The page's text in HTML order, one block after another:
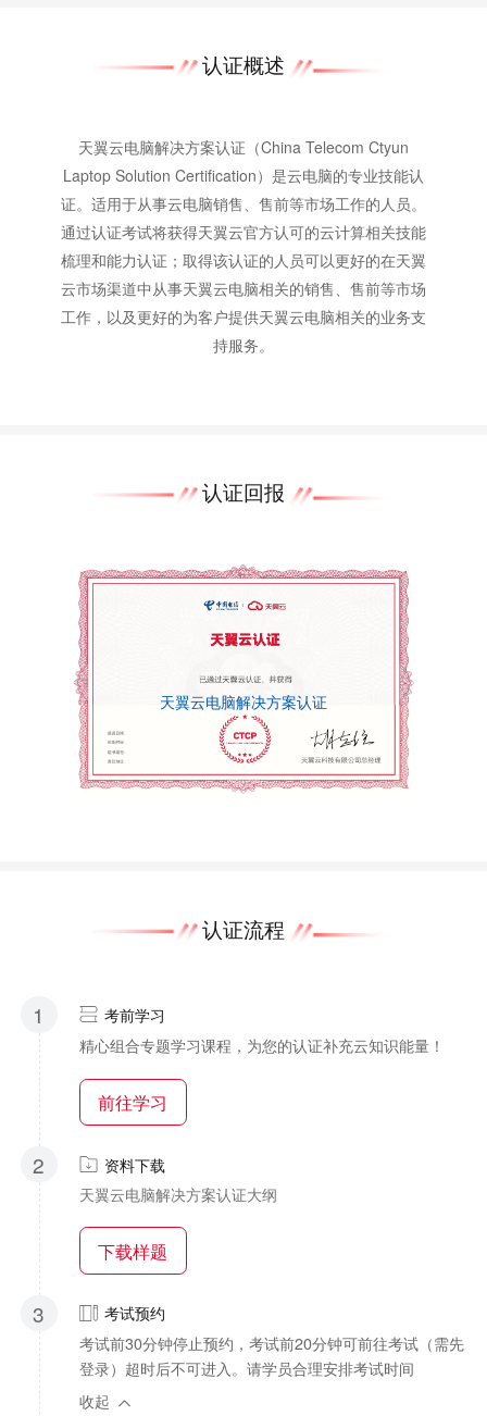
认证概述
天翼云电脑解决方案认证（China Telecom Ctyun
Laptop Solution Certification）是云电脑的专业技能认
证。适用于从事云电脑销售、售前等市场工作的人员。
通过认证考试将获得天翼云官方认可的云计算相关技能
梳理和能力认证；取得该认证的人员可以更好的在天翼
云市场渠道中从事天翼云电脑相关的销售、售前等市场
工作，以及更好的为客户提供天翼云电脑相关的业务支
持服务。
认证回报
天翼云电脑解决方案认证
认证流程
1
考前学习
精心组合专题学习课程，为您的认证补充云知识能量！
前往学习
2
资料下载
天翼云电脑解决方案认证大纲
下载样题
3
考试预约
考试前30分钟停止预约，考试前20分钟可前往考试（需先
登录）超时后不可进入。请学员合理安排考试时间
收起